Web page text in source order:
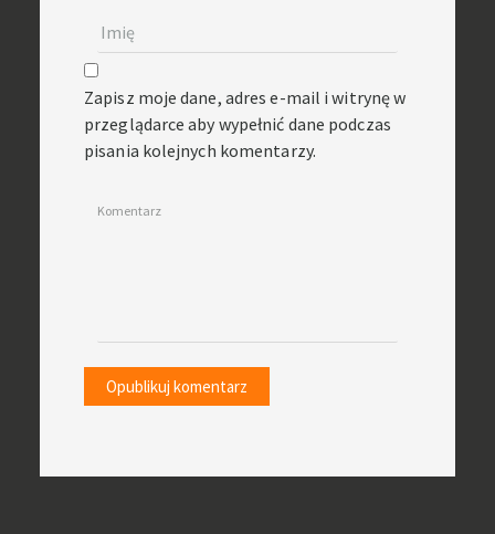
Zapisz moje dane, adres e-mail i witrynę w
przeglądarce aby wypełnić dane podczas
pisania kolejnych komentarzy.
Komentarz